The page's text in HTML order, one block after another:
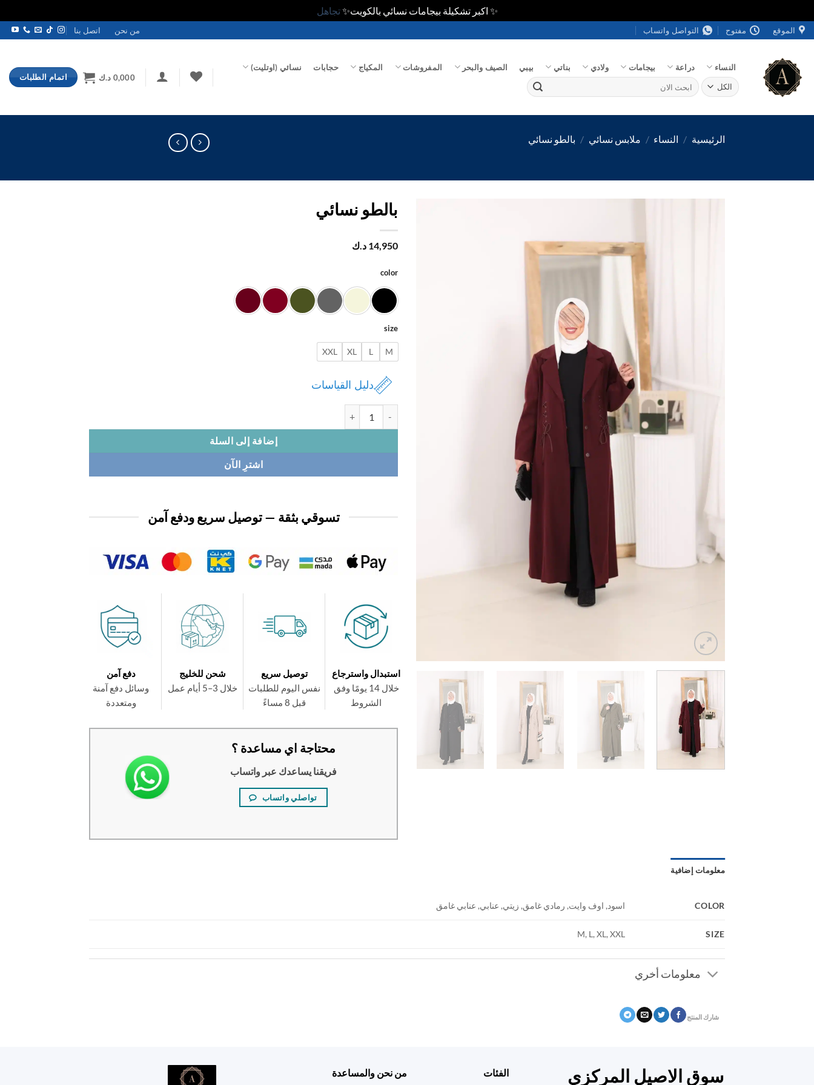
✨ اكبر تشكيلة بيجامات نسائي بالكويت✨تجاهل
تخطي
للمحتوى
الموقع مفتوح التواصل واتساب من نحن اتصل بنا
النساء دراعة بيجامات ولادي بناتي بيبي الصيف والبحر المفروشات المكياج حجابات نسائي (اوتليت)
البحث
عن:
0,000 د.ك اتمام الطلبات
الرئيسية / النساء / ملابس نسائي / بالطو نسائي
بالطو نسائي
14,950 د.ك
color
size
M
L
XL
XXL
دليل القياسات
إضافة إلى السلة
اشترِ الآن
تسوقي بثقة — توصيل سريع ودفع آمن
استبدال واسترجاع
خلال 14 يومًا وفق
الشروط
توصيل سريع
نفس اليوم للطلبات
قبل 8 مساءً
شحن للخليج
خلال 3–5 أيام عمل
دفع آمن
وسائل دفع آمنة
ومتعددة
محتاجة اي مساعدة ؟
فريقنا يساعدك عبر واتساب
تواصلي واتساب
معلومات إضافية
COLOR اسود, اوف وايت, رمادي غامق, زيتي, عنابي, عنابي غامق
SIZE
M, L, XL, XXL
معلومات أخري
شارك المنتج
سوق الاصيل المركزي الفئات من نحن والمساعدة